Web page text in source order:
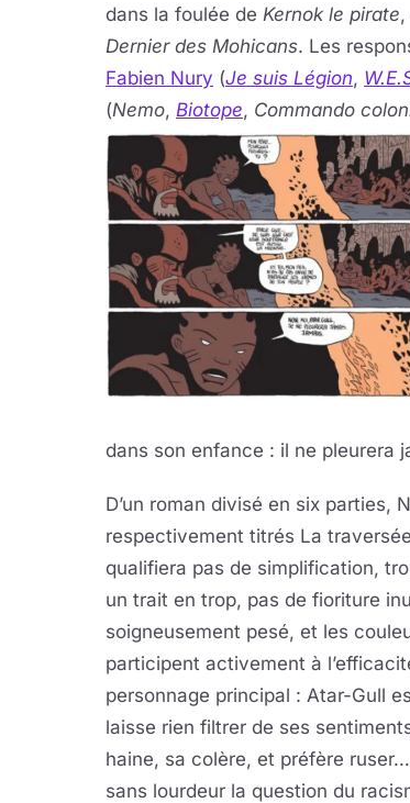
dans la foulée de Kernok le pirate
Dernier des Mohicans. Les
Fabien Nury (Je suis Légion,
(Nemo, Biotope, Commando
dans son enfance : il ne pleurera
D’un roman divisé en six parties,
respectivement titrés La
qualifiera pas de simplification,
un trait en trop, pas de fioriture
soigneusement pesé, et les
participent activement à
personnage principal : Atar-Gull
laisse rien filtrer de ses
haine, sa colère, et préfère
sans lourdeur la question du